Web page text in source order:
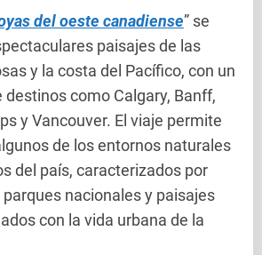
del oeste canadiense” se
paisajes de las
y la costa del Pacífico, con un
destinos como Calgary, Banff,
y Vancouver. El viaje permite
de los entornos naturales
del país, caracterizados por
parques nacionales y paisajes
con la vida urbana de la